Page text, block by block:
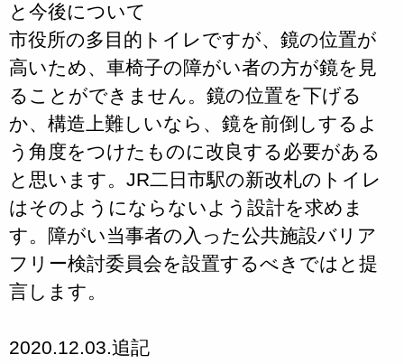
と今後について
市役所の多目的トイレですが、鏡の位置が
高いため、車椅子の障がい者の方が鏡を見
ることができません。鏡の位置を下げる
か、構造上難しいなら、鏡を前倒しするよ
う角度をつけたものに改良する必要がある
と思います。JR二日市駅の新改札のトイレ
はそのようにならないよう設計を求めま
す。障がい当事者の入った公共施設バリア
フリー検討委員会を設置するべきではと提
言します。
2020.12.03.追記